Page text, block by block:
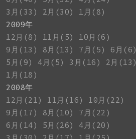
3月(33)
2月(30)
1月(8)
2009年
12月(8)
11月(5)
10月(6)
9月(13)
8月(13) 7月(5)
6月(6)
5月(9)
4月(5) 3月(16)
2月(13)
1月(18)
2008年
12月(21)
11月(16)
10月(22)
9月(17)
8月(10)
7月(22)
6月(14)
5月(26)
4月(20)